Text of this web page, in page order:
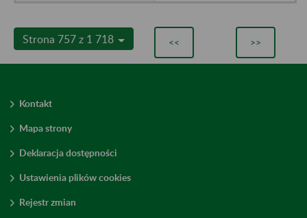
Strona 757 z 1 718 << >>
Kontakt
Mapa strony
Deklaracja dostępności
Ustawienia plików cookies
Rejestr zmian